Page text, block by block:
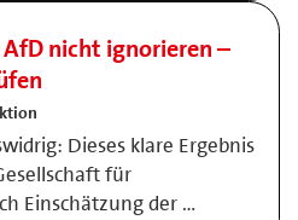
nicht ignorieren –
Dieses klare Ergebnis
für
Einschätzung der …